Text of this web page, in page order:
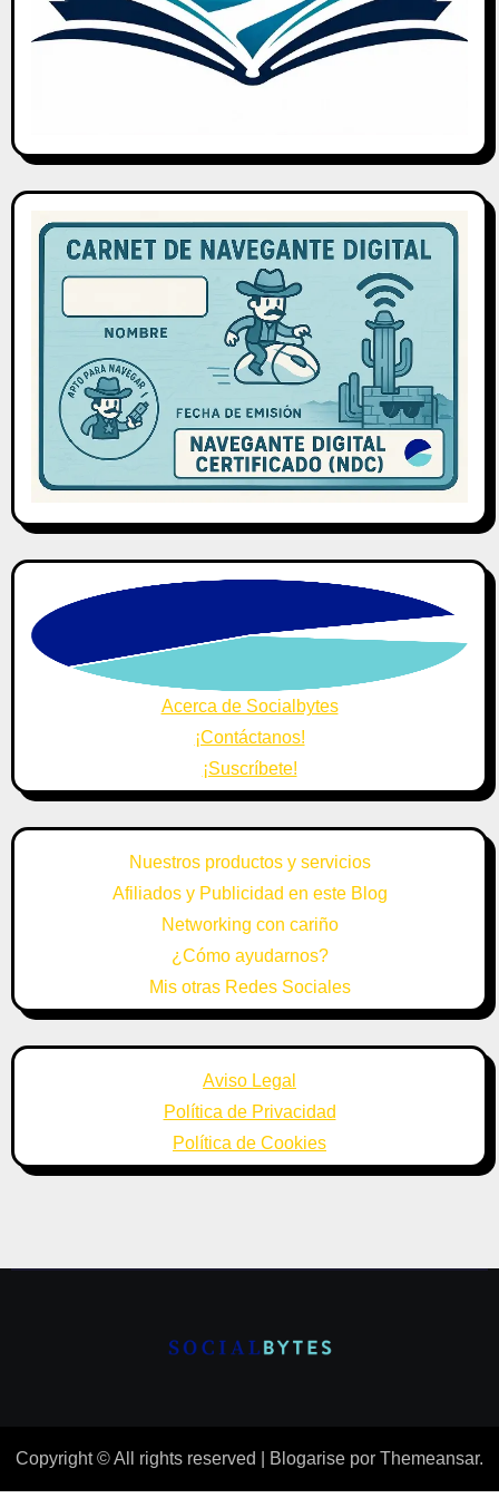
Acerca de Socialbytes
¡Contáctanos!
¡Suscríbete!
Nuestros productos y servicios
Afiliados y Publicidad en este Blog
Networking con cariño
¿Cómo ayudarnos?
Mis otras Redes Sociales
Aviso Legal
Política de Privacidad
Política de Cookies
Copyright © All rights reserved Blogarise por Themeansar.